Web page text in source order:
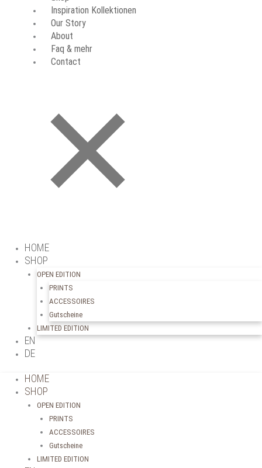
Inspiration Kollektionen
Our Story
About
Faq & mehr
Contact
HOME
SHOP
OPEN EDITION
PRINTS
ACCESSOIRES
Gutscheine
LIMITED EDITION
EN
DE
HOME
SHOP
OPEN EDITION
PRINTS
ACCESSOIRES
Gutscheine
LIMITED EDITION